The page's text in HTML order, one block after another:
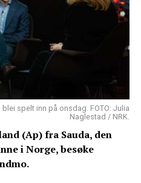
spelt inn på onsdag. FOTO: Julia
Naglestad / NRK.
(Ap) fra Sauda, den
i Norge, besøke